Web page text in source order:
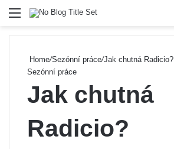
Menu
Home/Sezónní práce/Jak chutná Radicio?
Sezónní práce
Jak chutná
Radicio?